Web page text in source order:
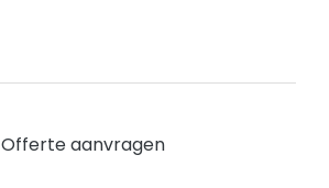
Offerte aanvragen